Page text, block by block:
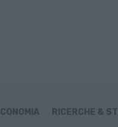
RICERCHE &